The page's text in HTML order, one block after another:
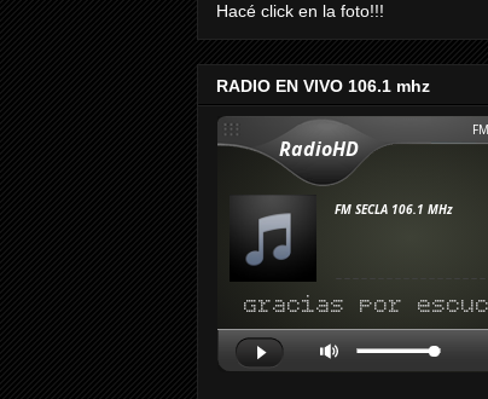
Hacé click en la foto!!!
RADIO EN VIVO 106.1 mhz